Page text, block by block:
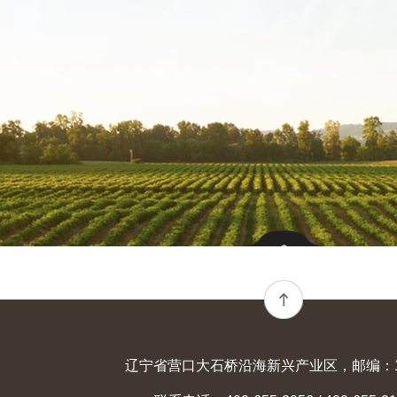
辽宁省营口大石桥沿海新兴产业区，邮编